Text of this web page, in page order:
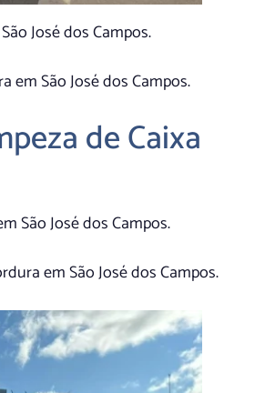
José dos Campos.
em São José dos Campos.
de Caixa
São José dos Campos.
em São José dos Campos.